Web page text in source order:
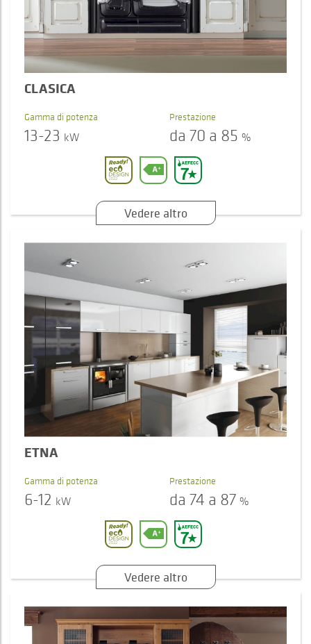
CLASICA
Gamma di potenza
13-23 kW
Prestazione
da 70 a 85 %
Vedere altro
ETNA
Gamma di potenza
6-12 kW
Prestazione
da 74 a 87 %
Vedere altro